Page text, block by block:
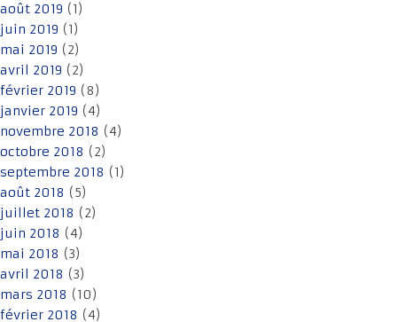
août 2019 (1)
juin 2019 (1)
mai 2019 (2)
avril 2019 (2)
février 2019 (8)
janvier 2019 (4)
novembre 2018 (4)
octobre 2018 (2)
septembre 2018 (1)
août 2018 (5)
juillet 2018 (2)
juin 2018 (4)
mai 2018 (3)
avril 2018 (3)
mars 2018 (10)
février 2018 (4)